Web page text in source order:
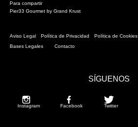
Para compartir
Pier33 Gourmet by Grand Krust
Aviso Legal Política de Privacidad
Política de Cookies
Bases Legales
Contacto
SÍGUENOS
Instagram Facebook Twitter